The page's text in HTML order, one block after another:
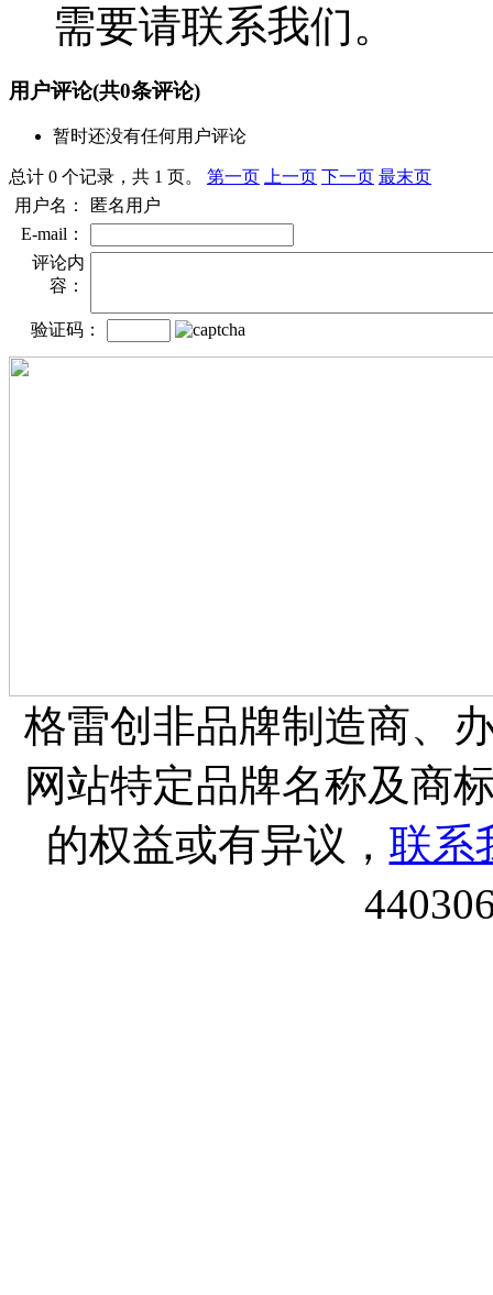
需要请联系我们。
用户评论(共0条评论)
暂时还没有任何用户评论
总计 0 个记录，共 1 页。 第一页 上一页 下一页 最末页
用户名：
匿名用户
E-mail：
评论内
容：
验证码：
格雷创非品牌制造商、
网站特定品牌名称及商
的权益或有异议， 联系